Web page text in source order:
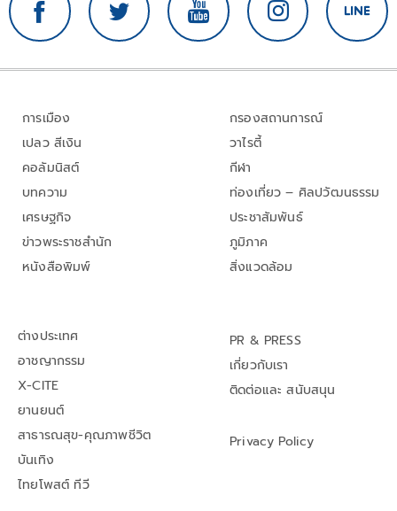
การเมือง
เปลว สีเงิน
คอลัมนิสต์
บทความ
เศรษฐกิจ
ข่าวพระราชสำนัก
หนังสือพิมพ์
กรองสถานการณ์
วาไรตี้
กีฬา
ท่องเที่ยว – ศิลปวัฒนธรรม
ประชาสัมพันธ์
ภูมิภาค
สิ่งแวดล้อม
ต่างประเทศ
อาชญากรรม
X-CITE
ยานยนต์
สาธารณสุข-คุณภาพชีวิต
บันเทิง
ไทยโพสต์ ทีวี
PR & PRESS
เกี่ยวกับเรา
ติดต่อและ สนับสนุน
Privacy Policy